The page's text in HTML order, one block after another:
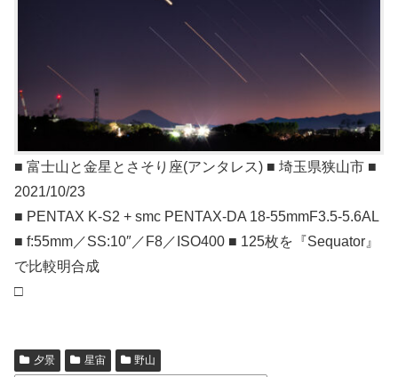
■ 富士山と金星とさそり座(アンタレス) ■ 埼玉県狭山市 ■
2021/10/23
■ PENTAX K-S2 + smc PENTAX-DA 18-55mmF3.5-5.6AL
■ f:55mm／SS:10″／F8／ISO400 ■ 125枚を『Sequator』
で比較明合成
□
夕景 星宙
野山